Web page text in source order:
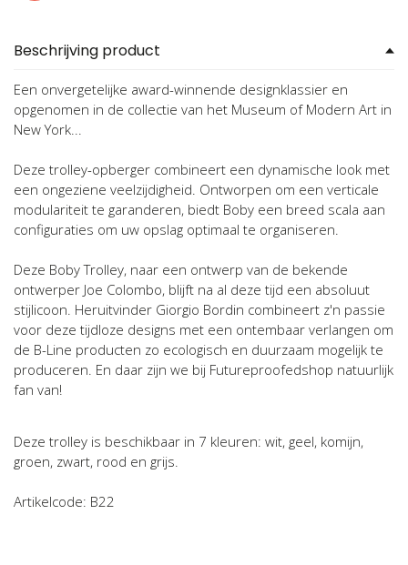
Beschrijving product
Een onvergetelijke award-winnende designklassier en
opgenomen in de collectie van het Museum of Modern Art in
New York...
Deze trolley-opberger combineert een dynamische look met
een ongeziene veelzijdigheid. Ontworpen om een verticale
modulariteit te garanderen, biedt Boby een breed scala aan
configuraties om uw opslag optimaal te organiseren.
Deze Boby Trolley, naar een ontwerp van de bekende
ontwerper Joe Colombo, blijft na al deze tijd een absoluut
stijlicoon. Heruitvinder Giorgio Bordin combineert z'n passie
voor deze tijdloze designs met een ontembaar verlangen om
de B-Line producten zo ecologisch en duurzaam mogelijk te
produceren. En daar zijn we bij Futureproofedshop natuurlijk
fan van!
Deze trolley is beschikbaar in 7 kleuren: wit, geel, komijn,
groen, zwart, rood en grijs.
Artikelcode: B22